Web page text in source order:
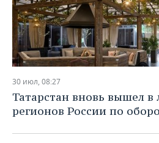
30 июл, 08:27
Татарстан вновь вышел
регионов России по